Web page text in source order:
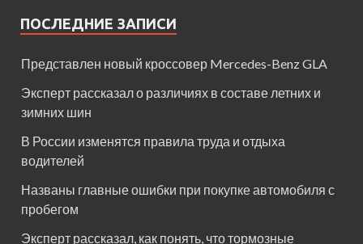
ПОСЛЕДНИЕ ЗАПИСИ
Представлен новый кроссовер Mercedes-Benz GLA
Эксперт рассказал о различиях в составе летних и
зимних шин
В России изменятся правила труда и отдыха
водителей
Названы главные ошибки при покупке автомобиля с
пробегом
Эксперт рассказал, как понять, что тормозные